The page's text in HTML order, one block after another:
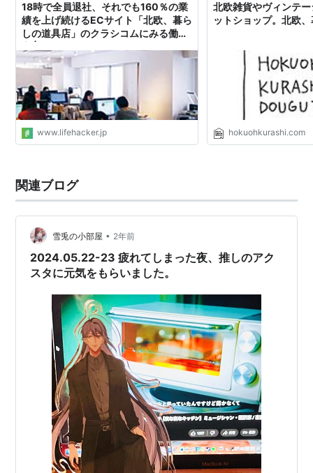
18時で全員退社、それでも160％の業
績を上げ続けるECサイト「北欧、暮ら
しの道具店」のクラシコムにみる働き
www.lifehacker.jp
北欧雑貨やヴィンテ
ットショップ。北欧
hokuohkurashi.com
関連ブログ
雪兎の小部屋 • 2年前
2024.05.22-23 疲れてしまった夜、推しのアク
スタに元気をもらいました。